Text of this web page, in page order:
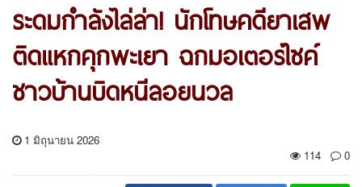
ระดมกำลังไล่ล่า! นักโทษคดียาเสพ
ติดแหกคุกพะเยา ฉกมอเตอร์ไซค์
ชาวบ้านบิดหนีลอยนวล
1 มิถุนายน 2026
114
0